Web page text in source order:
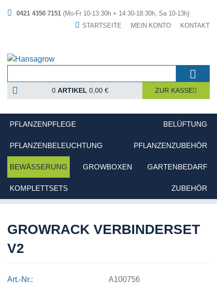
0421 4350 7151 (Mo-Fr 10-13:30h + 14:30-18:30h, Sa 10-13h)
STARTSEITE
MEIN KONTO KONTAKT
0 ARTIKEL 0,00 € ZUR KASSE
PFLANZENPFLEGE BELÜFTUNG
PFLANZENBELEUCHTUNG PFLANZENZUBEHÖR
BEWÄSSERUNG GROWBOXEN GARTENBEDARF
KOMPLETTSETS ZUBEHÖR
GROWRACK VERBINDERSET
V2
Art.-Nr.
A100756